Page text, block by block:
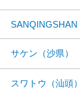
SANQINGSHAN
サケン（沙県）
スワトウ（汕頭）